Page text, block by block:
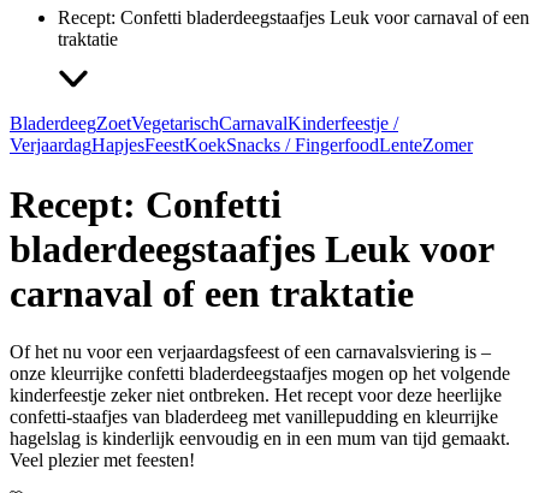
Recept: Confetti bladerdeegstaafjes Leuk voor carnaval of een
traktatie
BladerdeegZoetVegetarischCarnavalKinderfeestje /
VerjaardagHapjesFeestKoekSnacks / FingerfoodLenteZomer
Recept: Confetti
bladerdeegstaafjes Leuk voor
carnaval of een traktatie
Of het nu voor een verjaardagsfeest of een carnavalsviering is –
onze kleurrijke confetti bladerdeegstaafjes mogen op het volgende
kinderfeestje zeker niet ontbreken. Het recept voor deze heerlijke
confetti-staafjes van bladerdeeg met vanillepudding en kleurrijke
hagelslag is kinderlijk eenvoudig en in een mum van tijd gemaakt.
Veel plezier met feesten!